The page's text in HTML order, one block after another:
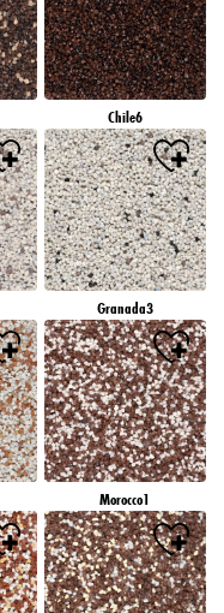
Chile6
Granada3
Morocco1